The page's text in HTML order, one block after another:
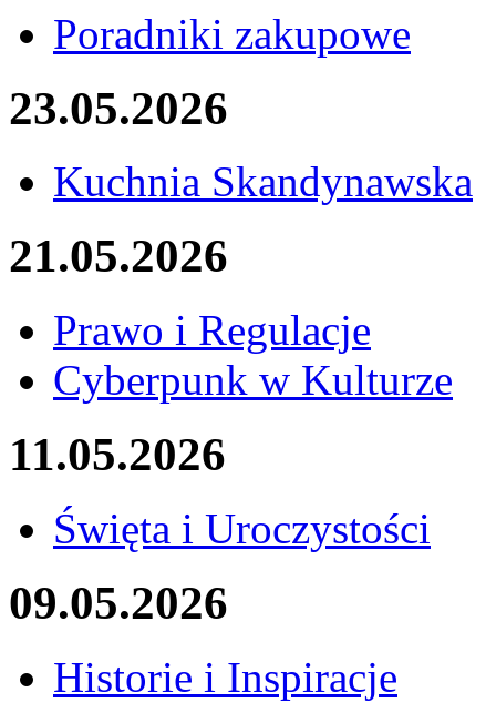
Poradniki zakupowe
23.05.2026
Kuchnia Skandynawska
21.05.2026
Prawo i Regulacje
Cyberpunk w Kulturze
11.05.2026
Święta i Uroczystości
09.05.2026
Historie i Inspiracje